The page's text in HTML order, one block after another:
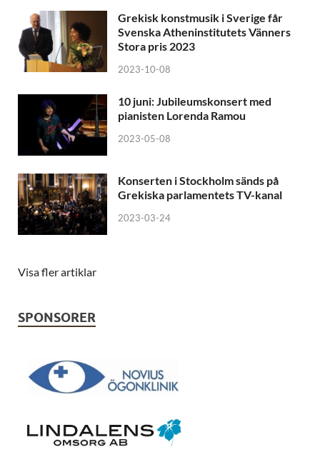
Grekisk konstmusik i Sverige får
Svenska Atheninstitutets Vänners
Stora pris 2023
2023-10-08
10 juni: Jubileumskonsert med
pianisten Lorenda Ramou
2023-05-08
Konserten i Stockholm sänds på
Grekiska parlamentets TV-kanal
2023-03-24
Visa fler artiklar
SPONSORER